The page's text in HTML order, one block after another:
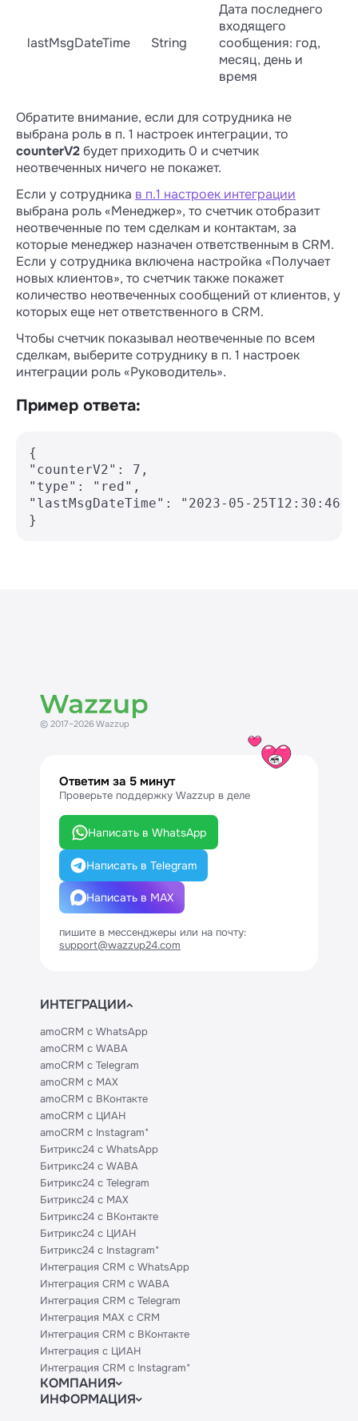
lastMsgDateTime String
Дата последнего
входящего
сообщения: год,
месяц, день и
время
Обратите внимание, если для сотрудника не
выбрана роль в п. 1 настроек интеграции, то
counterV2будет приходить 0 и счетчик
неотвеченных ничего не покажет.
Если у сотрудника в п.1 настроек интеграции
выбрана роль «Менеджер», то счетчик отобразит
неотвеченные по тем сделкам и контактам, за
которые менеджер назначен ответственным в CRM.
Если у сотрудника включена настройка «Получает
новых клиентов», то счетчик также покажет
количество неотвеченных сообщений от клиентов, у
которых еще нет ответственного в CRM.
Чтобы счетчик показывал неотвеченные по всем
сделкам, выберите сотруднику в п. 1 настроек
интеграции роль «Руководитель».
Пример ответа:
{
"counterV2": 7,
"type": "red",
"lastMsgDateTime": "2023-05-
}
© 2017–2026 Wazzup
Ответим за 5 минут
Проверьте поддержку Wazzup в деле
Написать в WhatsApp
Написать в Telegram
Написать в MAX
пишите в мессенджеры или на почту:
support@wazzup24.com
ИНТЕГРАЦИИ
amoCRM с WhatsApp
amoCRM с WABA
amoCRM с Telegram
amoCRM с MAX
amoCRM с ВКонтакте
amoCRM с ЦИАН
amoCRM с Instagram*
Битрикс24 с WhatsApp
Битрикс24 с WABA
Битрикс24 с Telegram
Битрикс24 с MAX
Битрикс24 с ВКонтакте
Битрикс24 с ЦИАН
Битрикс24 с Instagram*
Интеграция CRM с WhatsApp
Интеграция CRM с WABA
Интеграция CRM с Telegram
Интеграция MAX с CRM
Интеграция CRM с ВКонтакте
Интеграция с ЦИАН
Интеграция CRM с Instagram*
КОМПАНИЯ
Блог
ИНФОРМАЦИЯ